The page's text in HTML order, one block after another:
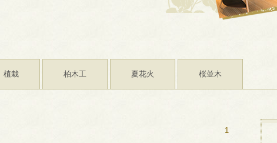
植栽 柏木工 夏花火 桜並木
1